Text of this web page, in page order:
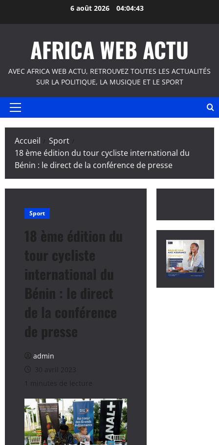
6 août 2026 04:04:43
AFRICA WEB ACTU
AVEC AFRICA WEB ACTU, RETROUVEZ TOUTES LES ACTUALITÉS
SUR LA POLITIQUE, LA MUSIQUE ET LE SPORT
Menu
Accueil
Sport
18 ème édition du tour cycliste international du
Bénin : le direct de la conférence de presse
Sport
18 ème édition du
tour cycliste
international du
Bénin : le direct
de la conférence
de presse
admin
30 avril 2023
1 minutes de lecture